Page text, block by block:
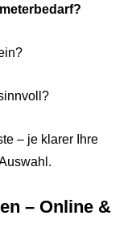
– je klarer Ihre
– Online &